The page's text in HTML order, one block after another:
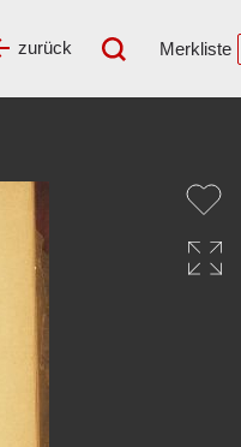
Merkliste
zurück